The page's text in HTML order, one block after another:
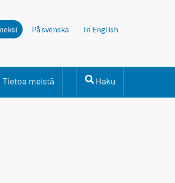
På svenska In English
Tietoa meistä Haku